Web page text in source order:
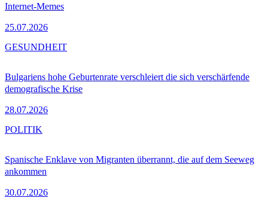
Internet-Memes
25.07.2026
Bulgariens hohe Geburtenrate verschleiert die sich verschärfende
demografische Krise
28.07.2026
GESUNDHEIT
Spanische Enklave von Migranten überrannt, die auf dem Seeweg
ankommen
30.07.2026
POLITIK